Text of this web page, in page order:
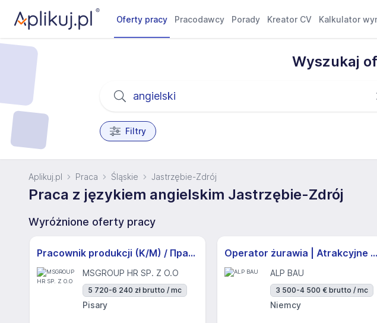
Oferty pracy Pracodawcy Porady Kreator CV Kalkulator
Wyszukaj
Filtry
Aplikuj.pl Praca Śląskie Jastrzębie-Zdrój
Praca z językiem angielskim Jastrzębie-Zdrój
Wyróżnione oferty pracy
Pracownik produkcji (K/M) / Працівники продукції Huber-Suhner (K/M)
MSGROUP HR SP. Z O.O
5 720-6 240 zł brutto / mc
Pisary
Operator żurawia | Atrakcyjne Warunki
ALP BAU
3 500-4 500 € brutto / mc
Niemcy